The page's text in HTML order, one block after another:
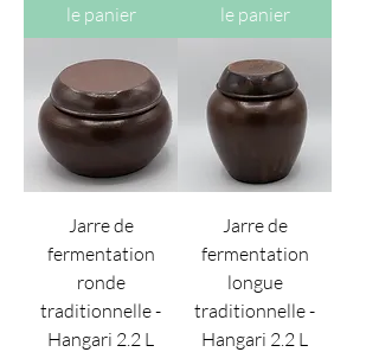
le panier
le panier
Jarre de
fermentation
ronde
traditionnelle -
Hangari 2.2 L
Jarre de
fermentation
longue
traditionnelle -
Hangari 2.2 L